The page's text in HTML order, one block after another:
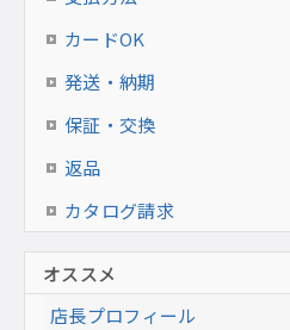
カードOK
発送・納期
保証・交換
返品
カタログ請求
オススメ
店長プロフィール